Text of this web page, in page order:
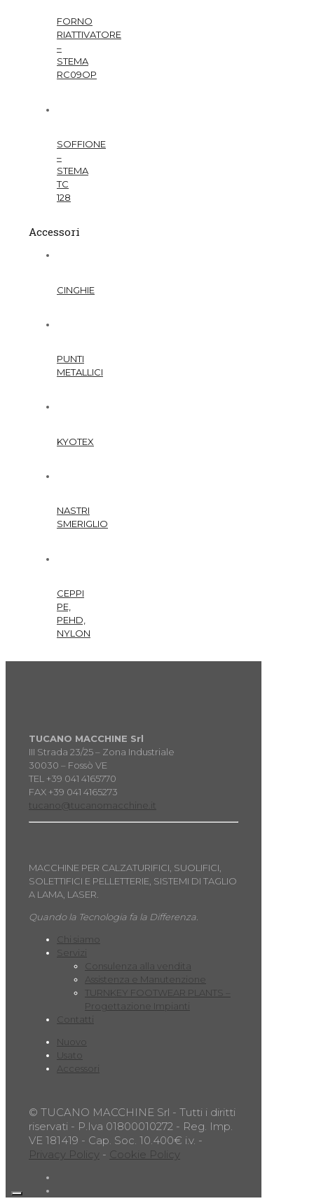
FORNO
RIATTIVATORE
–
STEMA
RC09OP
SOFFIONE
–
STEMA
TC
128
Accessori
CINGHIE
PUNTI
METALLICI
KYOTEX
NASTRI
SMERIGLIO
CEPPI
PE,
PEHD,
NYLON
TUCANO MACCHINE Srl
III Strada 23/25 – Zona Industriale
30030 – Fossò VE
TEL +39 041 4165770
FAX +39 041 4165273
tucano@tucanomacchine.it
MACCHINE PER CALZATURIFICI, SUOLIFICI,
SOLETTIFICI E PELLETTERIE, SISTEMI DI TAGLIO
A LAMA, LASER.
Quando la Tecnologia fa la Differenza.
Chi siamo
Servizi
Consulenza alla vendita
Assistenza e Manutenzione
TURNKEY FOOTWEAR PLANTS –
Progettazione Impianti
Contatti
Nuovo
Usato
Accessori
© TUCANO MACCHINE Srl - Tutti i diritti
riservati - P.Iva 01800010272 - Reg. Imp.
VE 181419 - Cap. Soc. 10.400€ i.v. -
Privacy Policy - Cookie Policy